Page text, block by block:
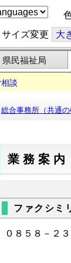
サイズ変更 大
県民福祉局
談
総合事務所（共通の
業務案内
ファクシミ
０８５８－２